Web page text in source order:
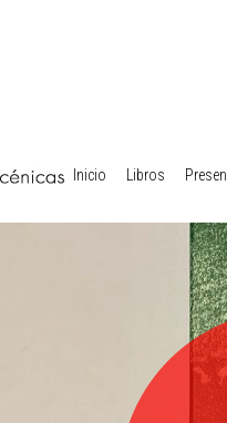
Inicio Libros